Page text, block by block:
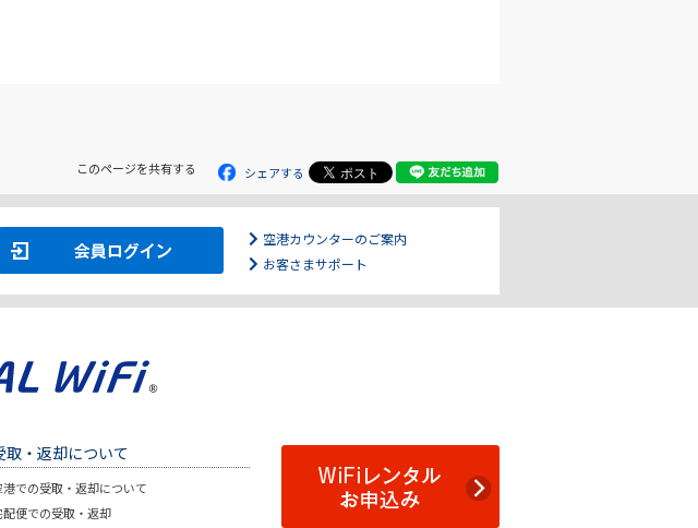
このページを共有する シェアする
空港カウンターのご案内
お客さまサポート
取・返却について
港での受取・返却について
配便での受取・返却